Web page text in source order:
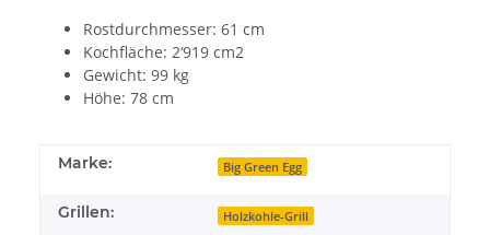
Rostdurchmesser: 61 cm
Kochfläche: 2‘919 cm2
Gewicht: 99 kg
Höhe: 78 cm
Marke: Big Green Egg
Grillen: Holzkohle-Grill